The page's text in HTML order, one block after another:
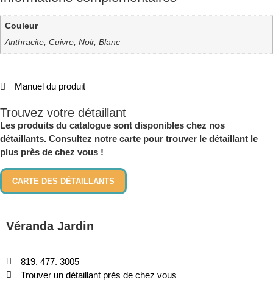
Couleur
Anthracite, Cuivre, Noir, Blanc
Manuel du produit
Trouvez votre détaillant
Les produits du catalogue sont disponibles chez nos
détaillants. Consultez notre carte pour trouver le détaillant le
plus près de chez vous !
CARTE DES DÉTAILLANTS
Véranda Jardin
819. 477. 3005
Trouver un détaillant près de chez vous